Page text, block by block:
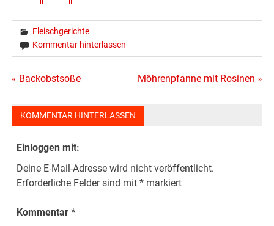
Fleischgerichte
Kommentar hinterlassen
Beitragsnavigation
« Backobstsoße Möhrenpfanne mit Rosinen »
KOMMENTAR HINTERLASSEN
Einloggen mit:
Deine E-Mail-Adresse wird nicht veröffentlicht.
Erforderliche Felder sind mit* markiert
Kommentar*